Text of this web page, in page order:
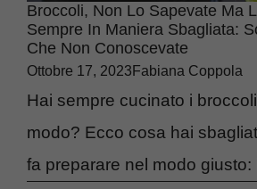
Broccoli, Non Lo Sapevate Ma
Sempre In Maniera Sbagliata:
Che Non Conoscevate
Ottobre 17, 2023 Fabiana Coppola
Hai sempre cucinato i
modo? Ecco cosa hai
fa preparare nel modo giusto: